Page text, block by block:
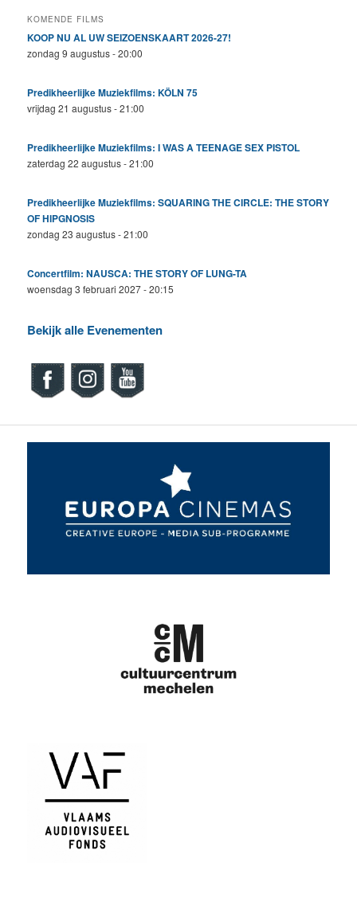
KOMENDE FILMS
KOOP NU AL UW SEIZOENSKAART 2026-27!
zondag 9 augustus - 20:00
Predikheerlijke Muziekfilms: KÖLN 75
vrijdag 21 augustus - 21:00
Predikheerlijke Muziekfilms: I WAS A TEENAGE SEX PISTOL
zaterdag 22 augustus - 21:00
Predikheerlijke Muziekfilms: SQUARING THE CIRCLE: THE STORY
OF HIPGNOSIS
zondag 23 augustus - 21:00
Concertfilm: NAUSCA: THE STORY OF LUNG-TA
woensdag 3 februari 2027 - 20:15
Bekijk alle Evenementen